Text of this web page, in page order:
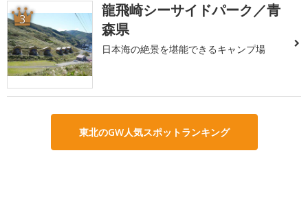
3
龍飛崎シーサイドパーク／青
森県
日本海の絶景を堪能できるキャンプ場
東北のGW人気スポットランキング